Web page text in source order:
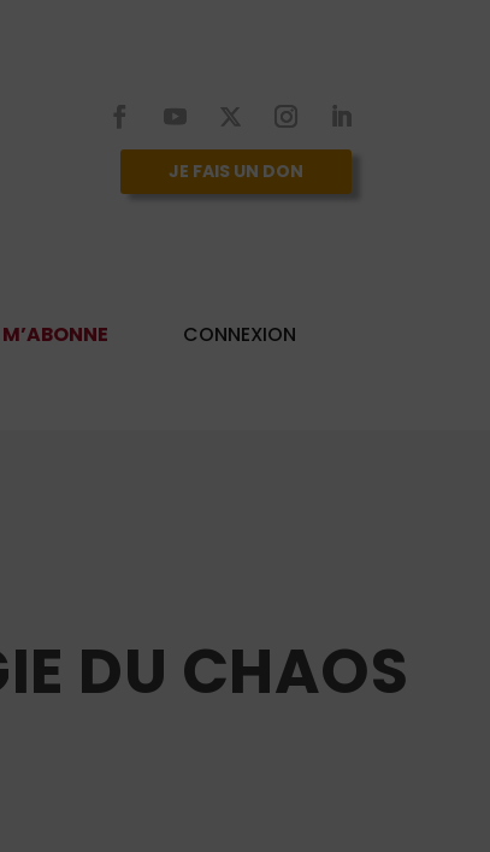
JE FAIS UN DON
CONNEXION
DU CHAOS